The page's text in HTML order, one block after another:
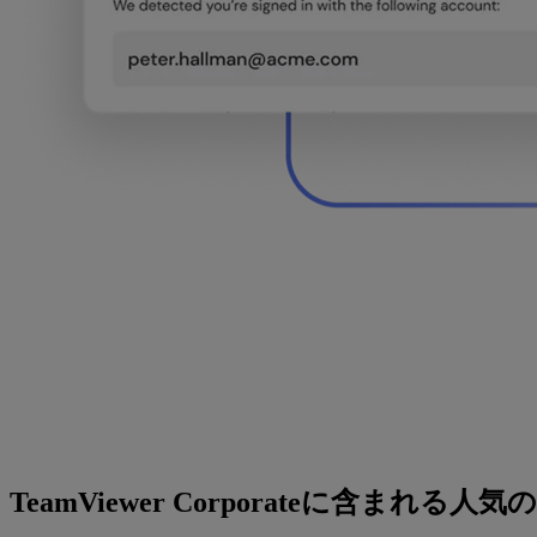
TeamViewer Corporateに含まれる人気